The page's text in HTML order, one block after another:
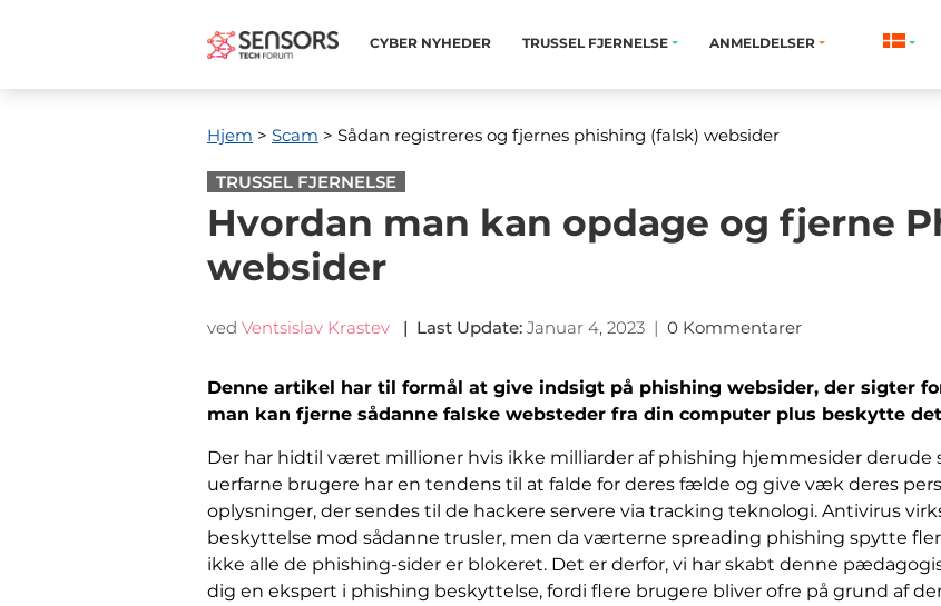
CYBER ​​NYHEDER TRUSSEL FJERNELSE ANMELDELSER
Hjem > Scam > Sådan registreres og fjernes phishing (falsk) websider
TRUSSEL FJERNELSE
Hvordan man kan opdage og fjerne
websider
ved Ventsislav Krastev | Last Update: Januar 4, 2023 | 0 Kommentarer
Denne artikel har til formål at give indsigt på phishing websider, der sigter
man kan fjerne sådanne falske websteder fra din computer plus beskytte
Der har hidtil været millioner hvis ikke milliarder af phishing hjemmesider
uerfarne brugere har en tendens til at falde for deres fælde og give væk deres
oplysninger, der sendes til de hackere servere via tracking teknologi. Antivirus
beskyttelse mod sådanne trusler, men da værterne spreading phishing spytte
ikke alle de phishing-sider er blokeret. Det er derfor, vi har skabt denne
dig en ekspert i phishing beskyttelse, fordi flere brugere bliver ofre på grund af